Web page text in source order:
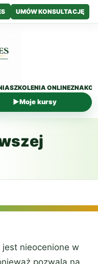
UMÓW KONSULTACJĘ
SZKOLENIA ONLINE
▶Moje kursy
nieocenione w
pozwala na